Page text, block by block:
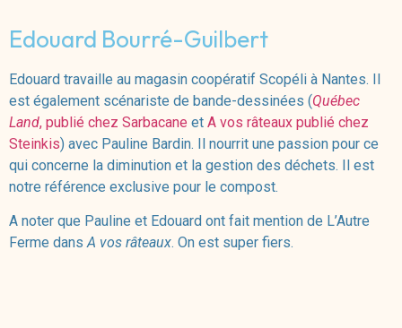
Edouard Bourré-Guilbert
Edouard travaille au magasin coopératif Scopéli à Nantes. Il
est également scénariste de bande-dessinées (Québec
Land, publié chez Sarbacane et A vos râteaux publié chez
Steinkis) avec Pauline Bardin. Il nourrit une passion pour ce
qui concerne la diminution et la gestion des déchets. Il est
notre référence exclusive pour le compost.
A noter que Pauline et Edouard ont fait mention de L’Autre
Ferme dansA vos râteaux. On est super fiers.